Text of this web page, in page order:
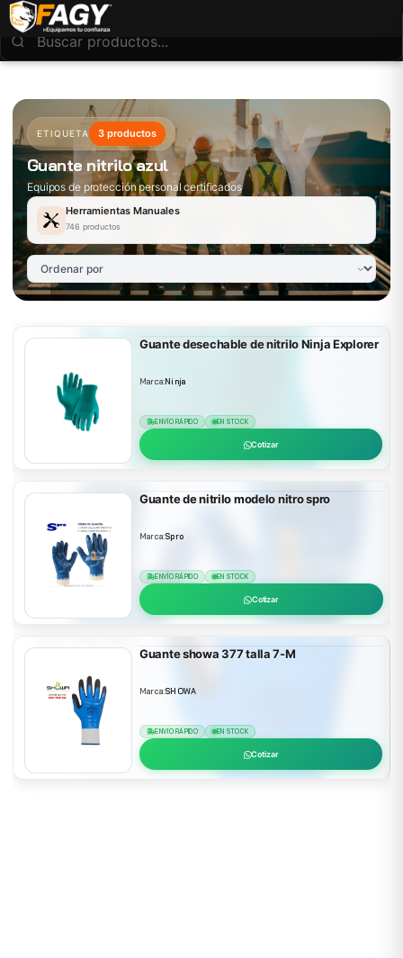
ETIQUETA 3 productos
Guante nitrilo azul
Equipos de protección personal certificados
Herramientas Manuales
746 productos
Guante desechable de nitrilo Ninja Explorer
Marca:Ninja
ENVÍO RÁPIDO EN STOCK
Cotizar
Guante de nitrilo modelo nitro spro
Marca:Spro
ENVÍO RÁPIDO EN STOCK
Cotizar
Guante showa 377 talla 7-M
Marca:SHOWA
ENVÍO RÁPIDO EN STOCK
Cotizar